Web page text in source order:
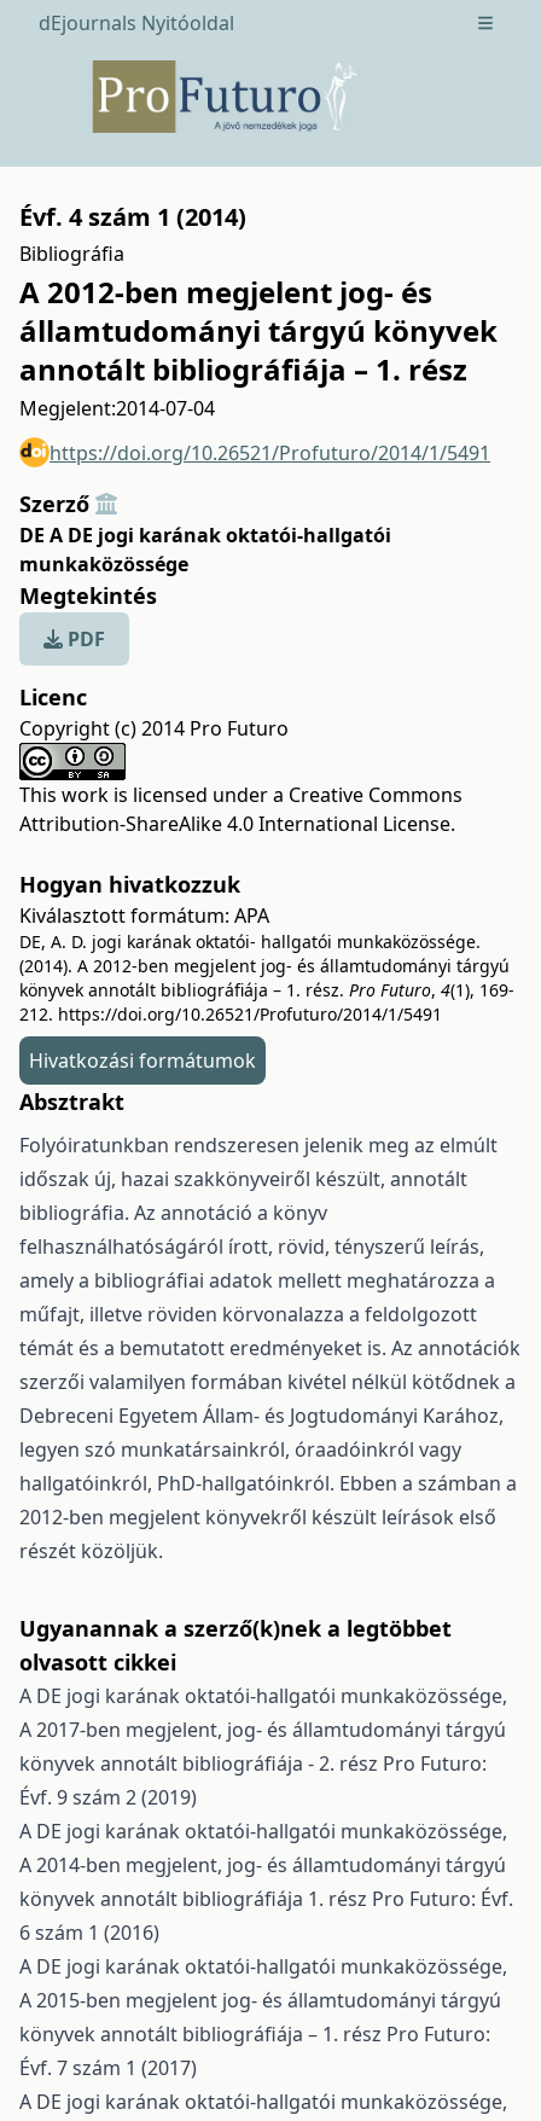
dEjournals Nyitóoldal Open
Évf. 4 szám 1 (2014)
Bibliográfia
A 2012-ben megjelent jog- és
államtudományi tárgyú könyvek
annotált bibliográfiája – 1. rész
Megjelent:2014-07-04
https://doi.org/10.26521/Profuturo/2014/1/5491
Szerző
DE A DE jogi karának oktatói-hallgatói
munkaközössége
Megtekintés
PDF
Licenc
Copyright (c) 2014 Pro Futuro
This work is licensed under a Creative Commons
Attribution-ShareAlike 4.0 International License.
Hogyan hivatkozzuk
Kiválasztott formátum: APA
DE, A. D. jogi karának oktatói- hallgatói munkaközössége.
(2014). A 2012-ben megjelent jog- és államtudományi tárgyú
könyvek annotált bibliográfiája – 1. rész. Pro Futuro, 4(1), 169-
212. https://doi.org/10.26521/Profuturo/2014/1/5491
Hivatkozási formátumok
Absztrakt
Folyóiratunkban rendszeresen jelenik meg az elmúlt
időszak új, hazai szakkönyveiről készült, annotált
bibliográfia. Az annotáció a könyv
felhasználhatóságáról írott, rövid, tényszerű leírás,
amely a bibliográfiai adatok mellett meghatározza a
műfajt, illetve röviden körvonalazza a feldolgozott
témát és a bemutatott eredményeket is. Az annotációk
szerzői valamilyen formában kivétel nélkül kötődnek a
Debreceni Egyetem Állam- és Jogtudományi Karához,
legyen szó munkatársainkról, óraadóinkról vagy
hallgatóinkról, PhD-hallgatóinkról. Ebben a számban a
2012-ben megjelent könyvekről készült leírások első
részét közöljük.
Ugyanannak a szerző(k)nek a legtöbbet
olvasott cikkei
A DE jogi karának oktatói-hallgatói munkaközössége,
A 2017-ben megjelent, jog- és államtudományi tárgyú
könyvek annotált bibliográfiája - 2. rész Pro Futuro:
Évf. 9 szám 2 (2019)
A DE jogi karának oktatói-hallgatói munkaközössége,
A 2014-ben megjelent, jog- és államtudományi tárgyú
könyvek annotált bibliográfiája 1. rész Pro Futuro: Évf.
6 szám 1 (2016)
A DE jogi karának oktatói-hallgatói munkaközössége,
A 2015-ben megjelent jog- és államtudományi tárgyú
könyvek annotált bibliográfiája – 1. rész Pro Futuro:
Évf. 7 szám 1 (2017)
A DE jogi karának oktatói-hallgatói munkaközössége,